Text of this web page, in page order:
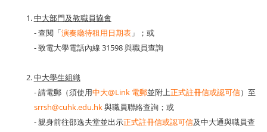
中大部門及教職員協會
- 查閱「演奏廳待租用日期表」；或
- 致電大學電話內線 31598 與職員查詢
中大學生組織
- 請電郵（須使用中大@Link 電郵並附上正式註冊信或認可信）至
srrsh@cuhk.edu.hk與職員聯絡查詢；或
- 親身前往邵逸夫堂並出示正式註冊信或認可信及中大通與職員查